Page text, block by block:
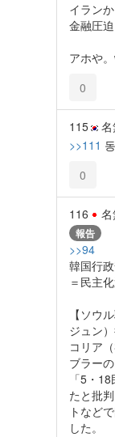
イラン
金融圧迫
アホや
0
115 名
>>111
0
116 名
報告
>>94
韓国行
＝民主
【ソウ
ジュン
コリア
ブラー
「5・
たと批
トなど
した。